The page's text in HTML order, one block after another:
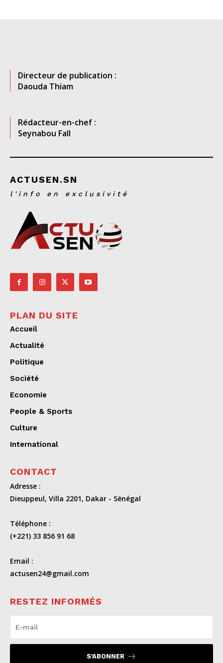
Directeur de publication :
Daouda Thiam
Rédacteur-en-chef :
Seynabou Fall
ACTUSEN.SN
l'info en exclusivité
PLAN DU SITE
Accueil
Actualité
Politique
Société
Economie
People & Sports
Culture
International
CONTACT
Adresse :
Dieuppeul, Villa 2201, Dakar - Sénégal
Téléphone :
(+221) 33 856 91 68
Email :
actusen24@gmail.com
RESTEZ INFORMÉS
S'ABONNER